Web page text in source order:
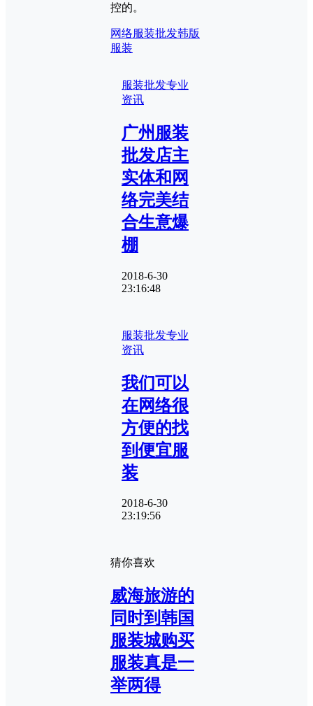
控的。
网络服装批发韩版
服装
服装批发专业
资讯
广州服装
批发店主
实体和网
络完美结
合生意爆
棚
2018-6-30
23:16:48
服装批发专业
资讯
我们可以
在网络很
方便的找
到便宜服
装
2018-6-30
23:19:56
猜你喜欢
威海旅游的
同时到韩国
服装城购买
服装真是一
举两得